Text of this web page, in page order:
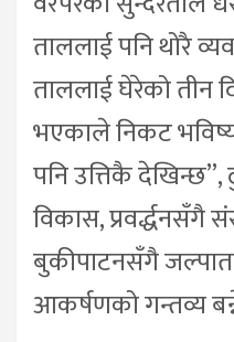
ताललाई पनि थोरै
ताललाई घेरेको तीन
भएकाले निकट
पनि उत्तिकै देखिन्छ”,
विकास,
बुकीपाटनसँगै
आकर्षणको गन्तव्य